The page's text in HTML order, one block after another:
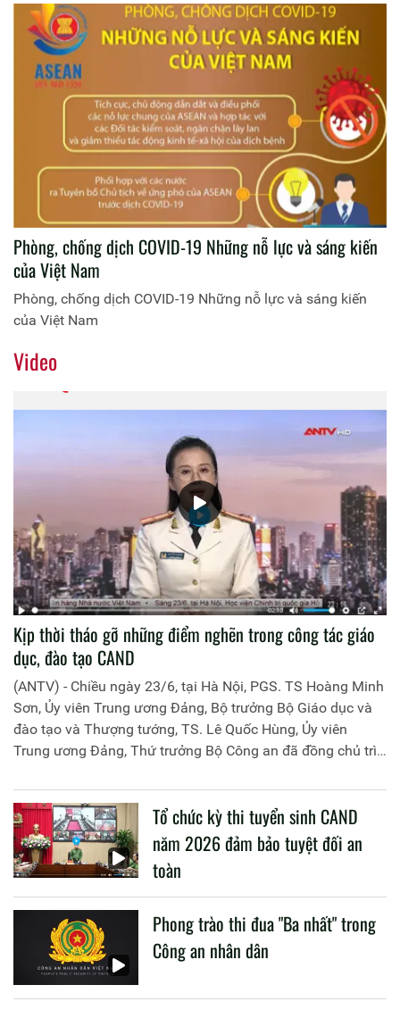
Phòng, chống dịch COVID-19 Những nỗ lực và sáng kiến
của Việt Nam
Phòng, chống dịch COVID-19 Những nỗ lực và sáng kiến
của Việt Nam
Video
Kịp thời tháo gỡ những điểm nghẽn trong công tác giáo
dục, đào tạo CAND
(ANTV) - Chiều ngày 23/6, tại Hà Nội, PGS. TS Hoàng Minh
Sơn, Ủy viên Trung ương Đảng, Bộ trưởng Bộ Giáo dục và
đào tạo và Thượng tướng, TS. Lê Quốc Hùng, Ủy viên
Trung ương Đảng, Thứ trưởng Bộ Công an đã đồng chủ trì
liên quan đến công tác giáo dục và đào tạo của lực lượng
CAND.
Tổ chức kỳ thi tuyển sinh CAND
năm 2026 đảm bảo tuyệt đối an
toàn
Phong trào thi đua "Ba nhất" trong
Công an nhân dân